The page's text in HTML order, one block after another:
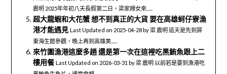
震明 2025年年初八天長假第二日，梁家婦女來......
超大龍蝦和大花蟹 想不到真正的大貨 要在高雄蚵仔寮漁
港才能遇見 Last Updated on 2025-04-28 by 梁 震明 這天是先到屏
東海生館參觀，晚上再到高雄美......
來竹圍漁港這麼多趟 還是第一次在這裡吃黑鮪魚跟上二
樓用餐 Last Updated on 2026-03-31 by 梁 震明 以前若是要到漁港吃